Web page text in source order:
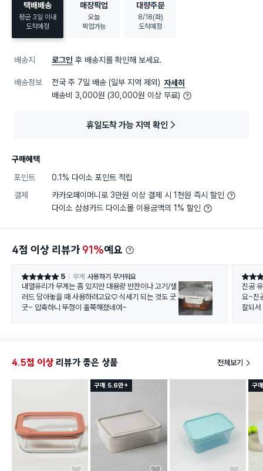
택배배송
평균 3일 이내
도착예정
매장픽업
오늘
픽업가능
대량주문
8/18(화)
도착예정
배송지 로그인 후 배송지를 확인해 보세요.
배송정보 전국 주 7일 배송 (일부 지역 제외) 자세히
배송비 3,000원 (30,000원 이상 무료)
휴일도착 가능 지역 확인
구매혜택
포인트
0.1% 다이소 포인트 적립
결제
카카오페이머니로 3만원 이상 결제 시 1천원 즉시 할인
다이소 삼성카드 다이소몰 이용금액의 1% 할인
4점 이상 리뷰가 91%예요
별점 5점 5 무게 사용하기 무거워요
내열유리가 무게는 좀 있지만 대용량 반찬이나 고기/샐
러드 담아놓을 때 사용하려고요♡ 식세기 되는 것도 굿
굿~ 압축하니 뚜껑이 홀쭉해졌네여~
별점 5
진공
요~진
잘되
4.5점 이상 리뷰가 좋은 상품 전체보기
구매 5.6만+ 구